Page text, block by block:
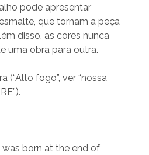
pode apresentar
que tornam a peça
disso, as cores nunca
uma obra para outra.
(“Alto fogo”, ver “nossa
born at the end of